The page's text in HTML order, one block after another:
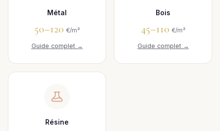
Métal
50–120 €/m²
Guide complet →
Bois
45–110 €/m²
Guide complet →
Résine